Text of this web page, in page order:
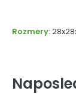
Rozmery: